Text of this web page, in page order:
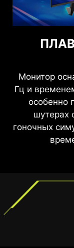
Монитор
Гц и
особенно
шутерах
гоночных
мерцания
света.